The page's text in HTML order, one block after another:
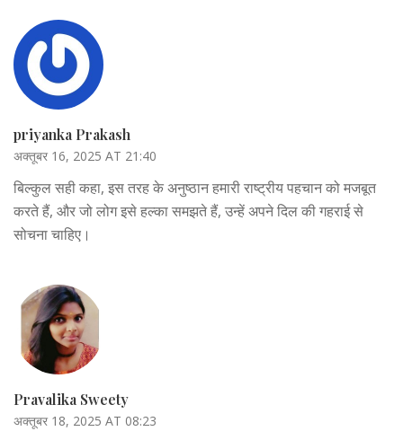
priyanka Prakash
अक्तूबर 16, 2025 AT 21:40
बिल्कुल सही कहा, इस तरह के अनुष्ठान हमारी राष्ट्रीय पहचान को मजबूत
करते हैं, और जो लोग इसे हल्का समझते हैं, उन्हें अपने दिल की गहराई से
सोचना चाहिए।
Pravalika Sweety
अक्तूबर 18, 2025 AT 08:23